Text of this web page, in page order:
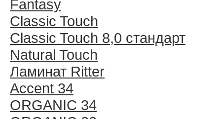
Fantasy
Classic Touch
Classic Touch 8,0 стандарт
Natural Touch
Ламинат Ritter
Accent 34
ORGANIC 34